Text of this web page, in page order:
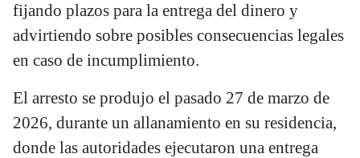
fijando plazos para la entrega del dinero y
advirtiendo sobre posibles consecuencias legales
en caso de incumplimiento.
El arresto se produjo el pasado 27 de marzo de
2026, durante un allanamiento en su residencia,
donde las autoridades ejecutaron una entrega